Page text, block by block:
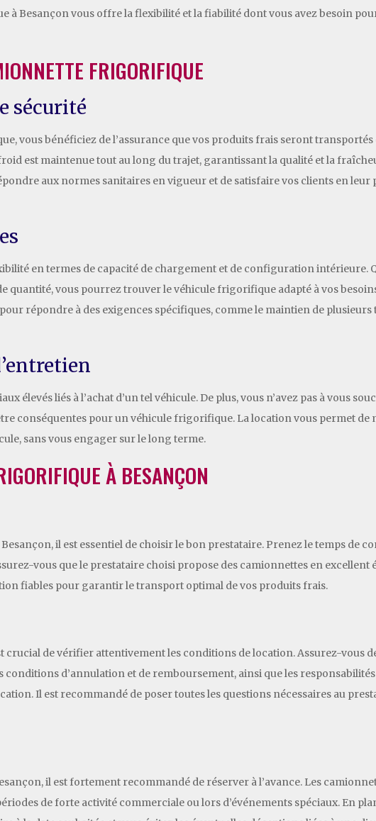
Besançon vous offre la flexibilité et la fiabilité dont vous avez besoin
FRIGORIFIQUE
sécurité
vous bénéficiez de l’assurance que vos produits frais seront transportés
est maintenue tout au long du trajet, garantissant la qualité et la
aux normes sanitaires en vigueur et de satisfaire vos clients en leur
en termes de capacité de chargement et de configuration intérieure.
quantité, vous pourrez trouver le véhicule frigorifique adapté à vos
répondre à des exigences spécifiques, comme le maintien de
liés à l’achat d’un tel véhicule. De plus, vous n’avez pas à vous
conséquentes pour un véhicule frigorifique. La location vous permet de
sans vous engager sur le long terme.
À BESANÇON
il est essentiel de choisir le bon prestataire. Prenez le temps de
vous que le prestataire choisi propose des camionnettes en excellent
fiables pour garantir le transport optimal de vos produits frais.
de vérifier attentivement les conditions de location. Assurez-vous
conditions d’annulation et de remboursement, ainsi que les responsabilités
Il est recommandé de poser toutes les questions nécessaires au
il est fortement recommandé de réserver à l’avance. Les
de forte activité commerciale ou lors d’événements spéciaux. En